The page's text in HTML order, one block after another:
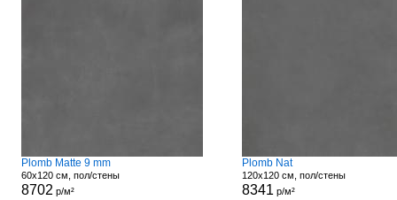
Plomb Matte 9 mm
60x120 см, пол/стены
8702 р/м²
Plomb Nat
120x120 см, пол/стены
8341 р/м²